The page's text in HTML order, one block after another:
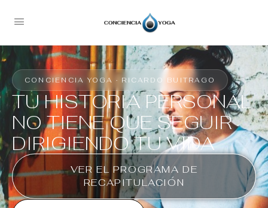
CONCIENCIA YOGA · RICARDO BUITRAGO
TU HISTORIA PERSONAL
NO TIENE QUE SEGUIR
DIRIGIENDO TU VIDA
VER EL PROGRAMA DE
RECAPITULACIÓN